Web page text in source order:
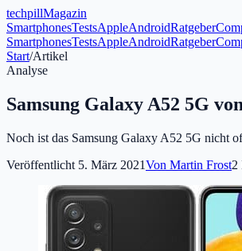
techpillMagazin
SmartphonesTestsAppleAndroidRatgeber
SmartphonesTestsAppleAndroidRatgeber
Start/Artikel
Analyse
Samsung Galaxy A52 5G
Noch ist das Samsung Galaxy A52 5G nicht
Veröffentlicht 5. März 2021Von Martin Frost2